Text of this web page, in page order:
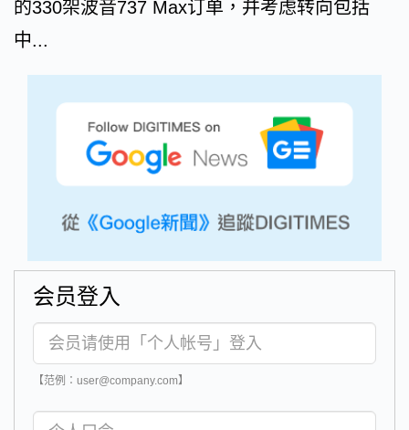
的330架波音737 Max订单，并考虑转向包括
中...
会员登入
【范例：user@company.com】